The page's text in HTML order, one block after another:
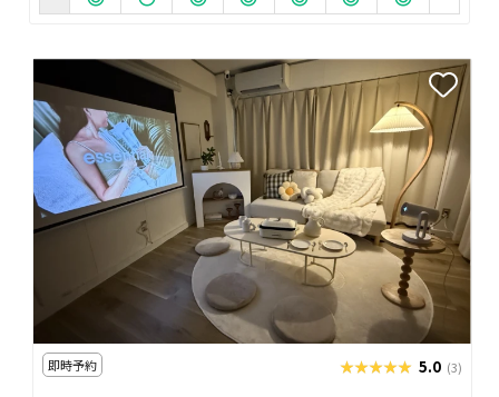
即時予約 ★★★★★
★★★★★ 5.0 (3)